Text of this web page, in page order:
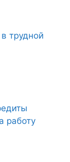
трудной
работу